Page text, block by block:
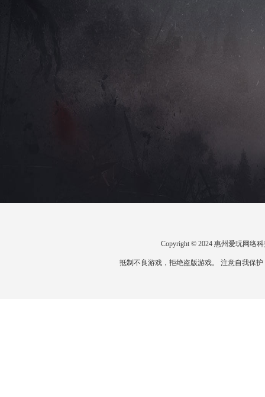
Copyright © 2024 惠州爱玩网络
抵制不良游戏，拒绝盗版游戏。 注意自我保